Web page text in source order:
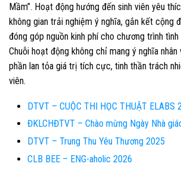
Mầm”. Hoạt động hướng đến sinh viên yêu
không gian trải nghiệm ý nghĩa, gắn kết cộng
đóng góp nguồn kinh phí cho chương trình tình
Chuỗi hoạt động không chỉ mang ý nghĩa
phần lan tỏa giá trị tích cực, tinh thần trách
viên.
DTVT – CUỘC THI HỌC THUẬT ELABS
ĐKLCHĐTVT – Chào mừng Ngày Nhà
DTVT – Trung Thu Yêu Thương 2025
CLB BEE – ENG-aholic 2026